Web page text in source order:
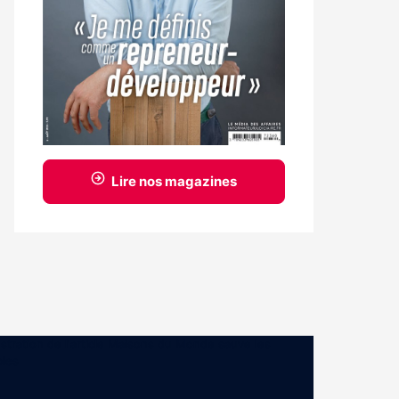
Lire nos magazines